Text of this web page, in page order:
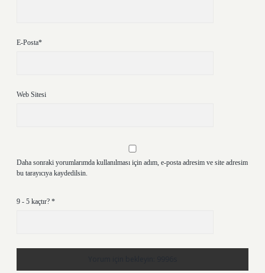
E-Posta*
Web Sitesi
Daha sonraki yorumlarımda kullanılması için adım, e-posta adresim ve site adresim
bu tarayıcıya kaydedilsin.
9 - 5 kaçtır? *